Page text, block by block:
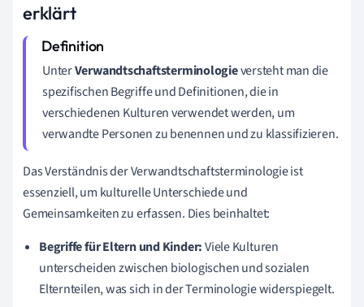
erklärt
UnterVerwandtschaftsterminologieversteht man die
spezifischen Begriffe und Definitionen, die in
verschiedenen Kulturen verwendet werden, um
verwandte Personen zu benennen und zu klassifizieren.
Das Verständnis der Verwandtschaftsterminologie ist
essenziell, um kulturelle Unterschiede und
Gemeinsamkeiten zu erfassen. Dies beinhaltet:
Begriffe für Eltern und Kinder:Viele Kulturen
unterscheiden zwischen biologischen und sozialen
Elternteilen, was sich in der Terminologie widerspiegelt.